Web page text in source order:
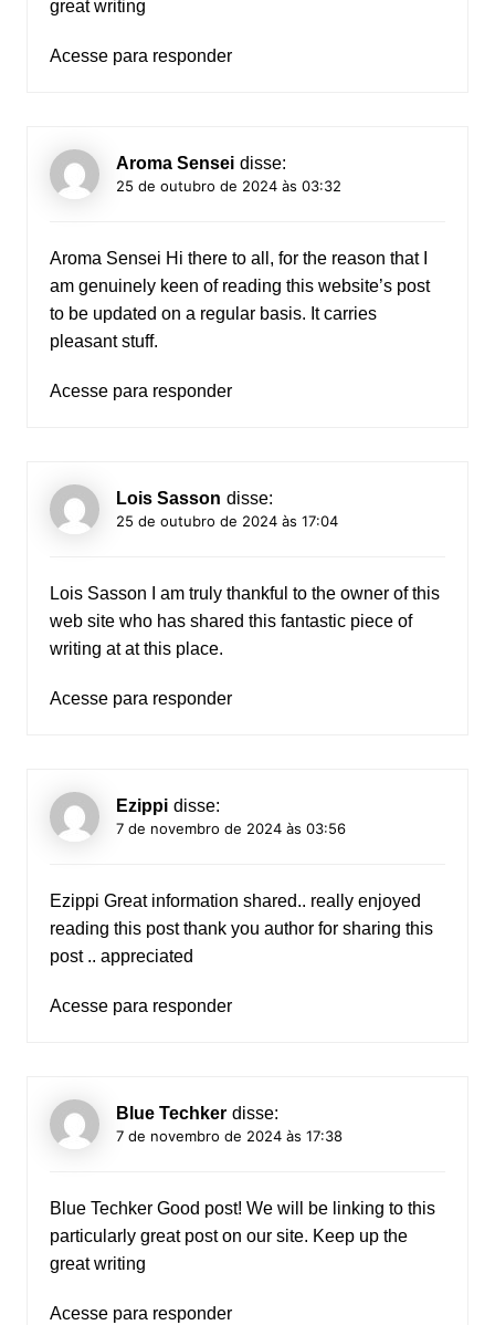
great writing
Acesse para responder
Aroma Sensei disse:
25 de outubro de 2024 às 03:32
Aroma Sensei Hi there to all, for the reason that I
am genuinely keen of reading this website’s post
to be updated on a regular basis. It carries
pleasant stuff.
Acesse para responder
Lois Sasson disse:
25 de outubro de 2024 às 17:04
Lois Sasson I am truly thankful to the owner of this
web site who has shared this fantastic piece of
writing at at this place.
Acesse para responder
Ezippi disse:
7 de novembro de 2024 às 03:56
Ezippi Great information shared.. really enjoyed
reading this post thank you author for sharing this
post .. appreciated
Acesse para responder
Blue Techker disse:
7 de novembro de 2024 às 17:38
Blue TechkerGood post! We will be linking to this
particularly great post on our site. Keep up the
great writing
Acesse para responder